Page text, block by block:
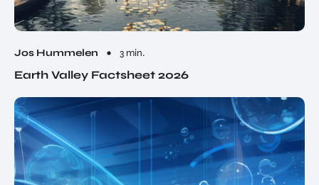
Jos Hummelen 3 min.
Earth Valley Factsheet 2026